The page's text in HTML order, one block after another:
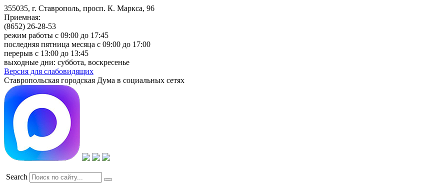
355035, г. Ставрополь, просп. К. Маркса, 96
Приемная:
(8652) 26-28-53
режим работы с 09:00 до 17:45
последняя пятница месяца с 09:00 до 17:00
перерыв с 13:00 до 13:45
выходные дни: суббота, воскресенье
Версия для слабовидящих
Ставропольская городская Дума в социальных сетях
Search